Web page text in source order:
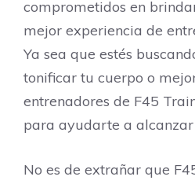
comprometidos en
mejor experiencia de
Ya sea que estés
tonificar tu cuerpo o
entrenadores de F45
para ayudarte a alcanzar
No es de extrañar que